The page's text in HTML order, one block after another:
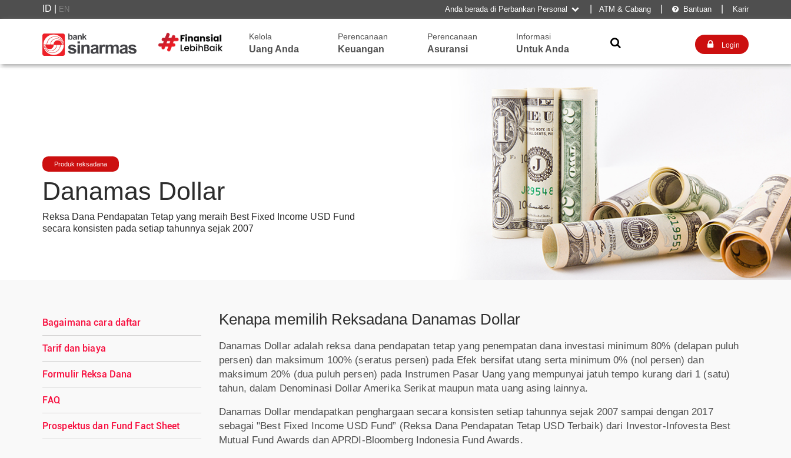
ID EN Anda berada di Perbankan Personal  |ATM & Cabang  Bantuan Karir
Kelola
Uang Anda
Perencanaan
Keuangan
Perencanaan
Asuransi
Informasi
Untuk Anda
  Login
Produk reksadana
Danamas Dollar
Reksa Dana Pendapatan Tetap yang meraih Best Fixed Income USD Fund
secara konsisten pada setiap tahunnya sejak 2007
Bagaimana cara daftar
Tarif dan biaya
Formulir Reksa Dana
FAQ
Prospektus dan Fund Fact Sheet
Kenapa memilih Reksadana Danamas Dollar
Danamas Dollar adalah reksa dana pendapatan tetap yang penempatan dana investasi minimum 80% (delapan puluh
persen) dan maksimum 100% (seratus persen) pada Efek bersifat utang serta minimum 0% (nol persen) dan
maksimum 20% (dua puluh persen) pada Instrumen Pasar Uang yang mempunyai jatuh tempo kurang dari 1 (satu)
tahun, dalam Denominasi Dollar Amerika Serikat maupun mata uang asing lainnya.
Danamas Dollar mendapatkan penghargaan secara konsisten setiap tahunnya sejak 2007 sampai dengan 2017
sebagai "Best Fixed Income USD Fund” (Reksa Dana Pendapatan Tetap USD Terbaik) dari Investor-Infovesta Best
Mutual Fund Awards dan APRDI-Bloomberg Indonesia Fund Awards.